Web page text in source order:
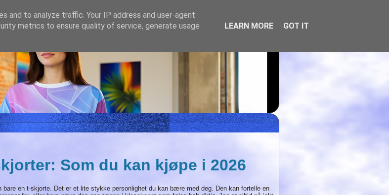
Som du kan kjøpe i 2026
bare en t-skjorte. Det er et lite stykke personlighet du kan bære med deg. Den kan fortelle en
and to analyze traffic. Your IP address and user-agent
metrics to ensure quality of service, generate usage
LEARN MORE GOT IT